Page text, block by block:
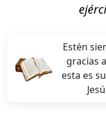
Estén
gracias
esta es